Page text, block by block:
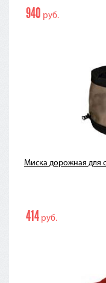
940 руб.
Миска дорожная для
414 руб.